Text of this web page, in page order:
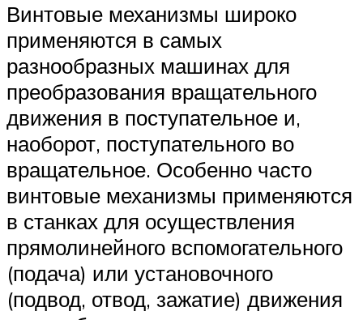
Винтовые механизмы широко
применяются в самых
разнообразных машинах для
преобразования вращательного
движения в поступательное и,
наоборот, поступательного во
вращательное. Особенно часто
винтовые механизмы применяются
в станках для осуществления
прямолинейного вспомогательного
(подача) или установочного
(подвод, отвод, зажатие) движения